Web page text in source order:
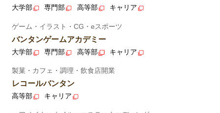
大学部 専門部 高等部 キャリア
ゲーム・イラスト・CG・eスポーツ
バンタンゲームアカデミー
大学部 専門部 高等部 キャリア
製菓・カフェ・調理・飲食店開業
レコールバンタン
高等部 キャリア